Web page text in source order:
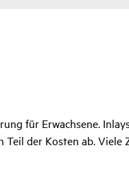
für Erwachsene.
der Kosten ab.